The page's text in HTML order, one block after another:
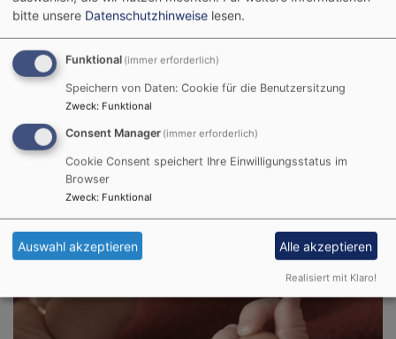
und sein Reich herrscht über alles.
Psalm 103,19
Wenn der Menschensohn kommen wird in seiner
Herrlichkeit und alle Engel mit ihm, dann wird er
sich setzen auf den Thron seiner Herrlichkeit, und
alle Völker werden vor ihm versammelt werden.
Matthäus 25,31-32
© Evangelische Brüder-Unität –
Taufe
bitte unsere Datenschutzhinweise lesen.
Funktional (immer erforderlich)
Speichern von Daten: Cookie für die Benutzersitzung
Zweck: Funktional
Consent Manager (immer erforderlich)
Cookie Consent speichert Ihre Einwilligungsstatus im
Browser
Zweck: Funktional
Auswahl akzeptieren Alle akzeptieren
Realisiert mit Klaro!